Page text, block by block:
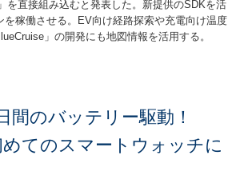
を直接組み込むと発表した。新提供のSDKを活
稼働させる。EV向け経路探索や充電向け温度
」の開発にも地図情報を活用する。
間のバッテリー駆動！
めてのスマートウォッチに